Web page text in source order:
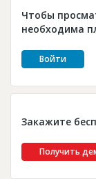
Платные услуги
Пресс-релизы
Чтобы
необходима
Войти
Закажите
Получить